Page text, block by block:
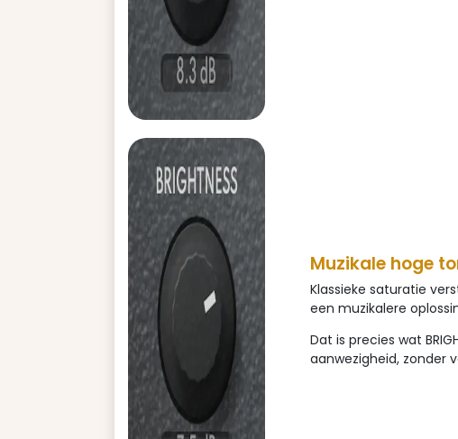
Muzikale hoge
Klassieke saturatie
een muzikalere
Dat is precies wat
aanwezigheid, zonder